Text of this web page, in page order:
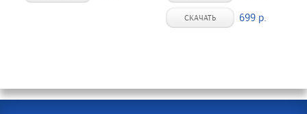
СКАЧАТЬ 699 р.